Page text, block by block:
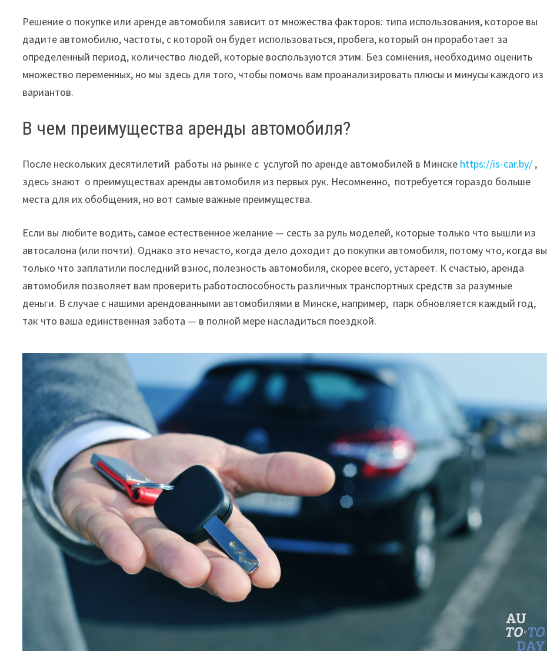
Решение о покупке или аренде автомобиля зависит от множества факторов: типа использования, которое вы
дадите автомобилю, частоты, с которой он будет использоваться, пробега, который он проработает за
определенный период, количество людей, которые воспользуются этим. Без сомнения, необходимо оценить
множество переменных, но мы здесь для того, чтобы помочь вам проанализировать плюсы и минусы каждого из
вариантов.
В чем преимущества аренды автомобиля?
После нескольких десятилетий работы на рынке с услугой по аренде автомобилей в Минске https://is-car.by/ ,
здесь знают о преимуществах аренды автомобиля из первых рук. Несомненно, потребуется гораздо больше
места для их обобщения, но вот самые важные преимущества.
Если вы любите водить, самое естественноежелание — сесть за руль моделей, которые только что вышли из
автосалона (или почти). Однако это нечасто, когда дело доходит до покупки автомобиля, потому что, когда вы
только что заплатили последний взнос, полезность автомобиля, скорее всего,устареет. К счастью, аренда
автомобиля позволяет вам проверить работоспособность различных транспортных средств за разумные
деньги. В случае с нашими арендованными автомобилями в Минске, например, парк обновляется каждый год,
так что ваша единственная забота — в полной мере насладиться поездкой.